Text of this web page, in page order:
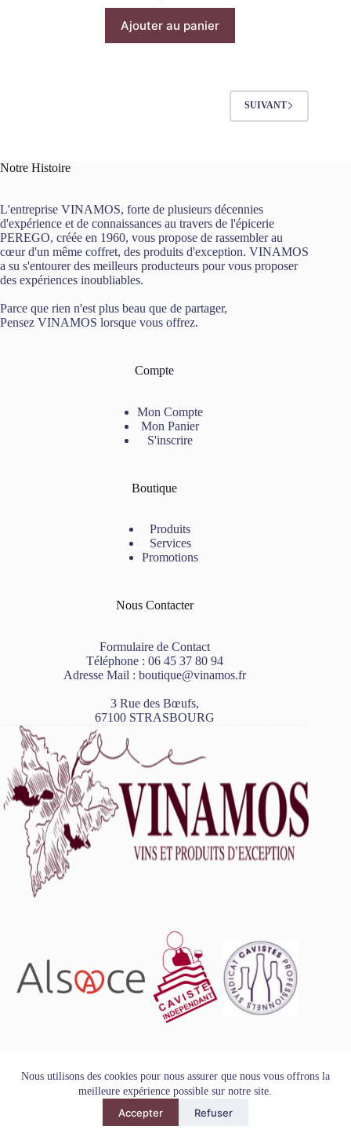
Nous utilisons des cookies pour nous assurer que nous vous offrons la
meilleure expérience possible sur notre site.
Accepter Refuser
Ajouter au panier
SUIVANT
Notre Histoire
L'entreprise VINAMOS, forte de plusieurs décennies
d'expérience et de connaissances au travers de l'épicerie
PEREGO, créée en 1960, vous propose de rassembler au
cœur d'un même coffret, des produits d'exception. VINAMOS
a su s'entourer des meilleurs producteurs pour vous proposer
des expériences inoubliables.
Parce que rien n'est plus beau que de partager,
Pensez VINAMOS lorsque vous offrez.
Compte
Mon Compte
Mon Panier
S'inscrire
Boutique
Produits
Services
Promotions
Nous Contacter
Formulaire de Contact
Téléphone : 06 45 37 80 94
Adresse Mail : boutique@vinamos.fr
3 Rue des Bœufs,
67100 STRASBOURG
avec modération.
Tous droits réservés - Copyright VINAMOS © 2026
Conditions Générales de Vente